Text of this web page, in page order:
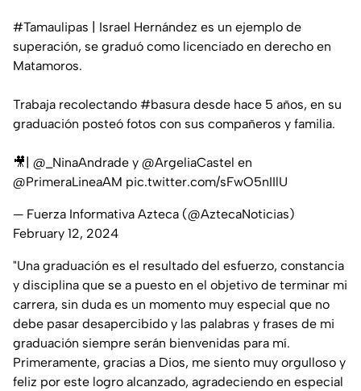
#Tamaulipas | Israel Hernández es un ejemplo de
superación, se graduó como licenciado en derecho en
Matamoros.
Trabaja recolectando #basura desde hace 5 años, en su
graduación posteó fotos con sus compañeros y familia.
🎥| @_NinaAndrade y @ArgeliaCastel en
@PrimeraLineaAM pic.twitter.com/sFwO5nIIlU
— Fuerza Informativa Azteca (@AztecaNoticias)
February 12, 2024
"Una graduación es el resultado del esfuerzo, constancia
y disciplina que se a puesto en el objetivo de terminar mi
carrera, sin duda es un momento muy especial que no
debe pasar desapercibido y las palabras y frases de mi
graduación siempre serán bienvenidas para mí.
Primeramente, gracias a Dios, me siento muy orgulloso y
feliz por este logro alcanzado, agradeciendo en especial